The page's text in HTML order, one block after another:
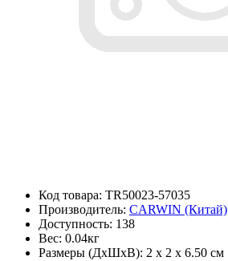
Код товара: TR50023-57035
Производитель: CARWIN (Китай)
Доступность: 138
Вес: 0.04кг
Размеры (ДxШxВ): 2 x 2 x 6.50 см